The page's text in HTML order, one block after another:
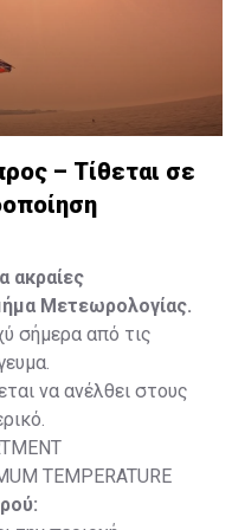
– Τίθεται σε
ακραίες
Μετεωρολογίας.
σήμερα από τις
να ανέλθει στους
TEMPERATURE